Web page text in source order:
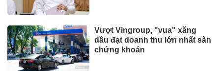
Vượt Vingroup, "vua" xăng
dầu đạt doanh thu lớn nhất sàn
chứng khoán